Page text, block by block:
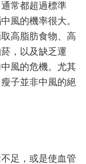
常都超過標準
風的機率很大。
高脂肪食物、高
，以及缺乏運
風的危機。尤其
子並非中風的絕
足，或是使血管